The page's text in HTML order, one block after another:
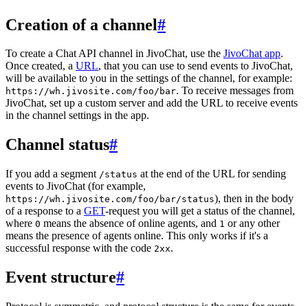
Creation of a channel#
To create a Chat API channel in JivoChat, use the JivoChat app.
Once created, a URL, that you can use to send events to JivoChat,
will be available to you in the settings of the channel, for example:
https://wh.jivosite.com/foo/bar. To receive messages from
JivoChat, set up a custom server and add the URL to receive events
in the channel settings in the app.
Channel status#
If you add a segment /status at the end of the URL for sending
events to JivoChat (for example,
https://wh.jivosite.com/foo/bar/status), then in the body
of a response to a GET-request you will get a status of the channel,
where 0 means the absence of online agents, and 1 or any other
means the presence of agents online. This only works if it's a
successful response with the code 2xx.
Event structure#